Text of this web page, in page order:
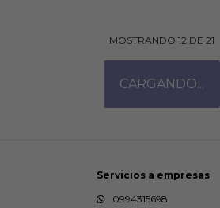
MOSTRANDO 12 DE 21
Servicios a empresas
0994315698